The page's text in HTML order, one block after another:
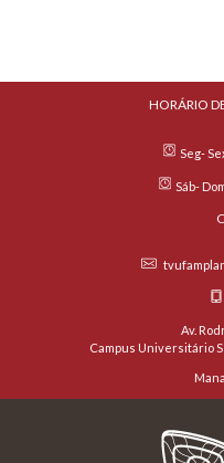
HORÁRIO
Seg-
Sáb-
Av.
Campus Universitário